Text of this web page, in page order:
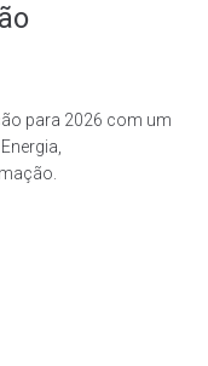
para 2026 com um